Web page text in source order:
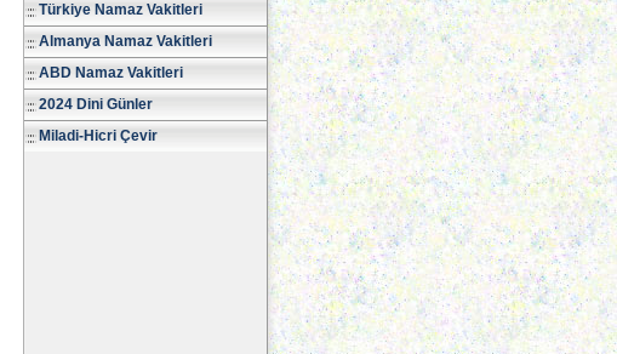
Türkiye Namaz Vakitleri
Almanya Namaz Vakitleri
ABD Namaz Vakitleri
2024 Dini Günler
Miladi-Hicri Çevir